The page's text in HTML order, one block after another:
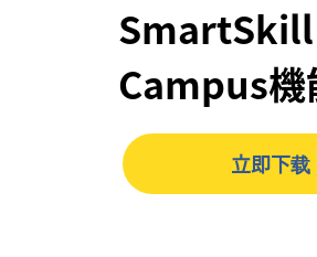
SmartSkill
Campus機
立即下载